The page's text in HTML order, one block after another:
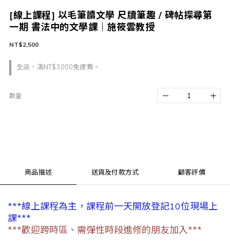
[線上課程] 以毛筆讀文學 尺牘筆趣 / 碑帖探尋第
一期 書法中的文學課｜施筱雲教授
全店，滿NT$3000免運費。
NT$2,500
數量
商品描述 送貨及付款方式 顧客評價
***線上課程為主，課程前一天開放登記10位現場上
課***
***歡迎跨時區、需彈性時段進修的朋友加入***